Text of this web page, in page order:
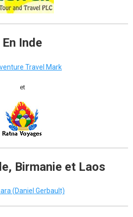
En Inde
et
Birmanie et Laos